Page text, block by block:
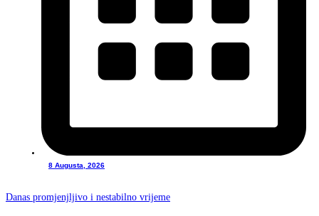
8 Augusta, 2026
Danas promjenjljivo i nestabilno vrijeme